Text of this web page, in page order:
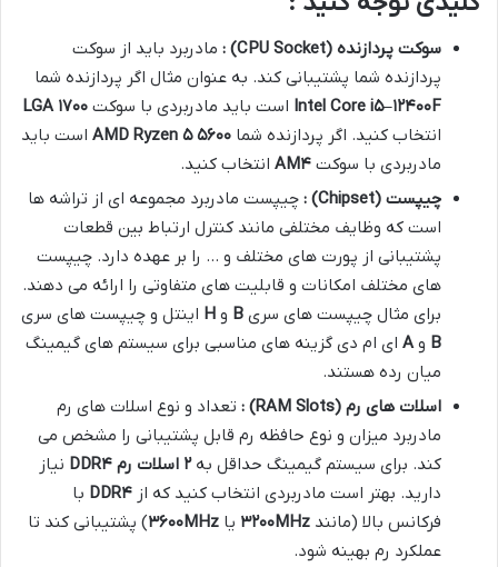
سوکت پردازنده (CPU Socket)
: مادربرد باید از سوکت
پردازنده شما پشتیبانی کند. به عنوان مثال اگر پردازنده شما
Intel Core i۵–۱۲۴۰۰F است باید مادربردی با سوکت LGA ۱۷۰۰
انتخاب کنید. اگر پردازنده شما
AMD Ryzen ۵ ۵۶۰۰
است باید
مادربردی با سوکت
AM۴
انتخاب کنید.
چیپست (Chipset)
: چیپست مادربرد مجموعه ای از تراشه ها
است که وظایف مختلفی مانند کنترل ارتباط بین قطعات
پشتیبانی از پورت های مختلف و … را بر عهده دارد. چیپست
های مختلف امکانات و قابلیت های متفاوتی را ارائه می دهند.
برای مثال چیپست های سری B و H اینتل و چیپست های سری
B وA ای ام دی گزینه های مناسبی برای سیستم های گیمینگ
میان رده هستند.
اسلات های رم (RAM Slots)
: تعداد و نوع اسلات های رم
مادربرد میزان و نوع حافظه رم قابل پشتیبانی را مشخص می
کند. برای سیستم گیمینگ حداقل به۲ اسلات رم ۴
نیاز
دارید. بهتر است مادربردی انتخاب کنید که از
DDR۴
با
فرکانس بالا (مانند
۳۲۰۰MHz یا ۳۶۰۰MHz
) پشتیبانی کند تا
عملکرد رم بهینه شود.